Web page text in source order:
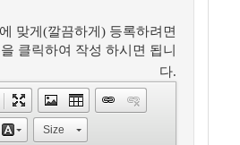
맞게(깔끔하게) 등록하려면
클릭하여 작성 하시면 됩니
다.
Size